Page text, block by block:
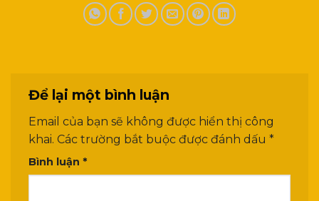
Để lại một bình luận
Email của bạn sẽ không được hiển thị công
khai. Các trường bắt buộc được đánh dấu *
Bình luận *